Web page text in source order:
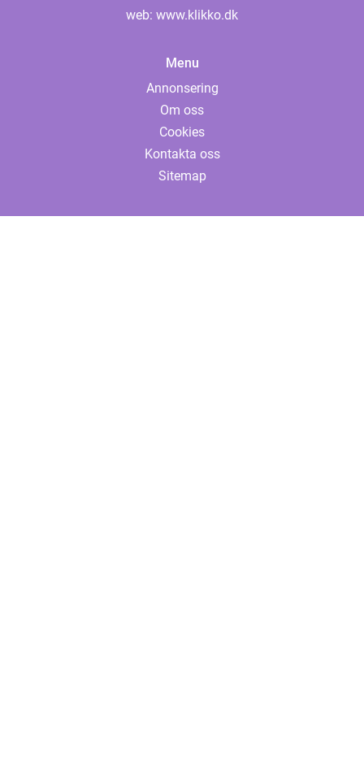
web: www.klikko.dk
Menu
Annonsering
Om oss
Cookies
Kontakta oss
Sitemap